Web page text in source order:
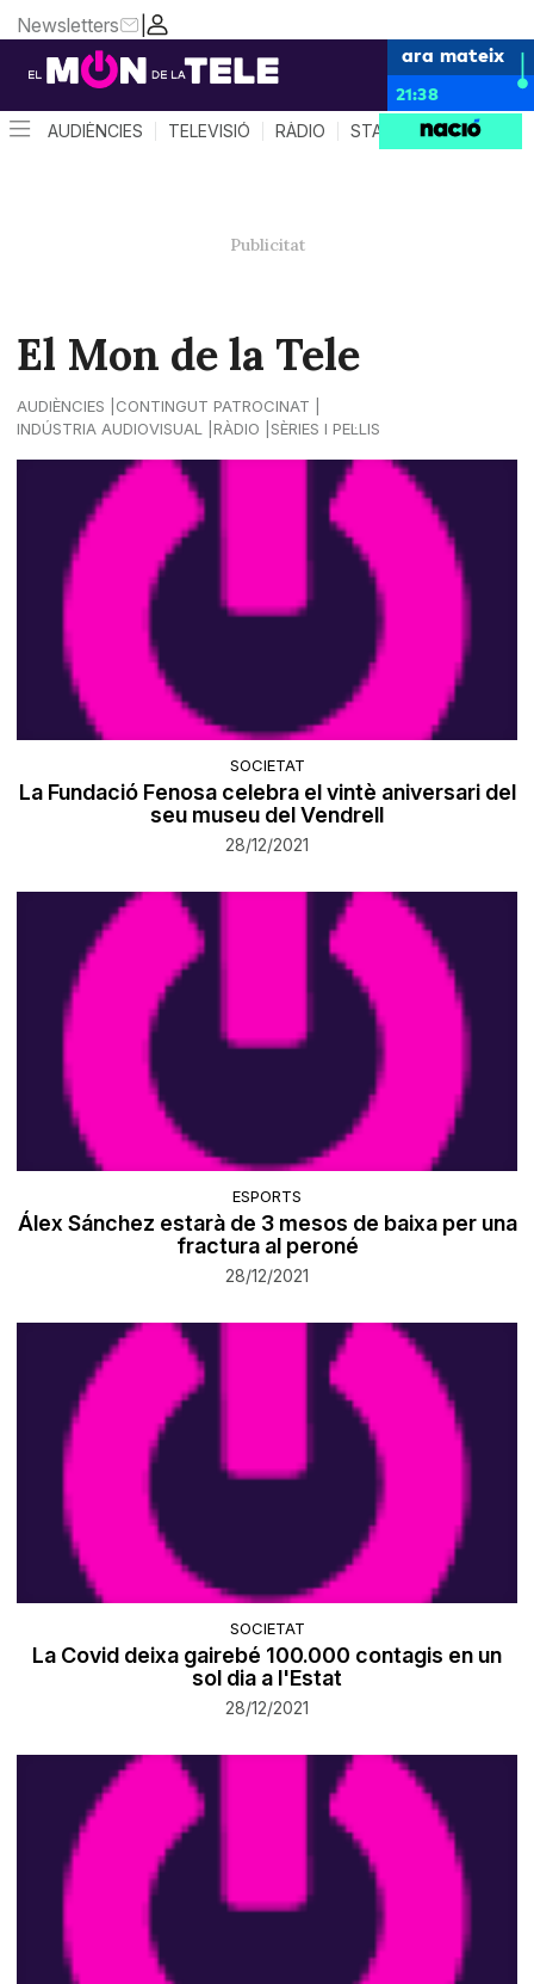
|
Newsletters
ara mateix
21:38
AUDIÈNCIES TELEVISIÓ RÀDIO STAR SYSTEM
El Mon de la Tele
AUDIÈNCIES
CONTINGUT PATROCINAT
INDÚSTRIA AUDIOVISUAL
RÀDIO SÈRIES I PEL·LIS
SOCIETAT
La Fundació Fenosa celebra el vintè aniversari del
seu museu del Vendrell
28/12/2021
ESPORTS
Álex Sánchez estarà de 3 mesos de baixa per una
fractura al peroné
28/12/2021
SOCIETAT
La Covid deixa gairebé 100.000 contagis en un
sol dia a l'Estat
28/12/2021